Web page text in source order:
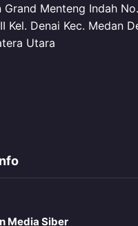
Grand Menteng Indah
Kel. Denai Kec. Medan
Utara
Media Siber